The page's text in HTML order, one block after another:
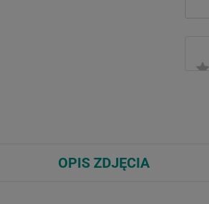
OPIS ZDJĘCIA